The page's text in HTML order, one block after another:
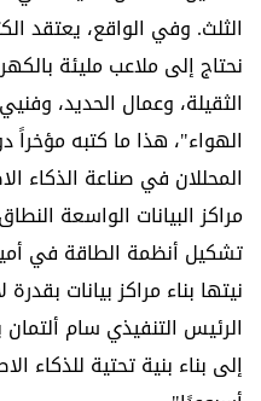
الثلث. وفي الواقع، يعتقد
نحتاج إلى ملاعب مليئة
الثقيلة، وعمال الحديد،
الهواء"، هذا ما كتبه مؤخراً
المحللان في صناعة الذكاء
مراكز البيانات الواسعة
الرئيس التنفيذي سام
إلى بناء بنية تحتية للذكاء